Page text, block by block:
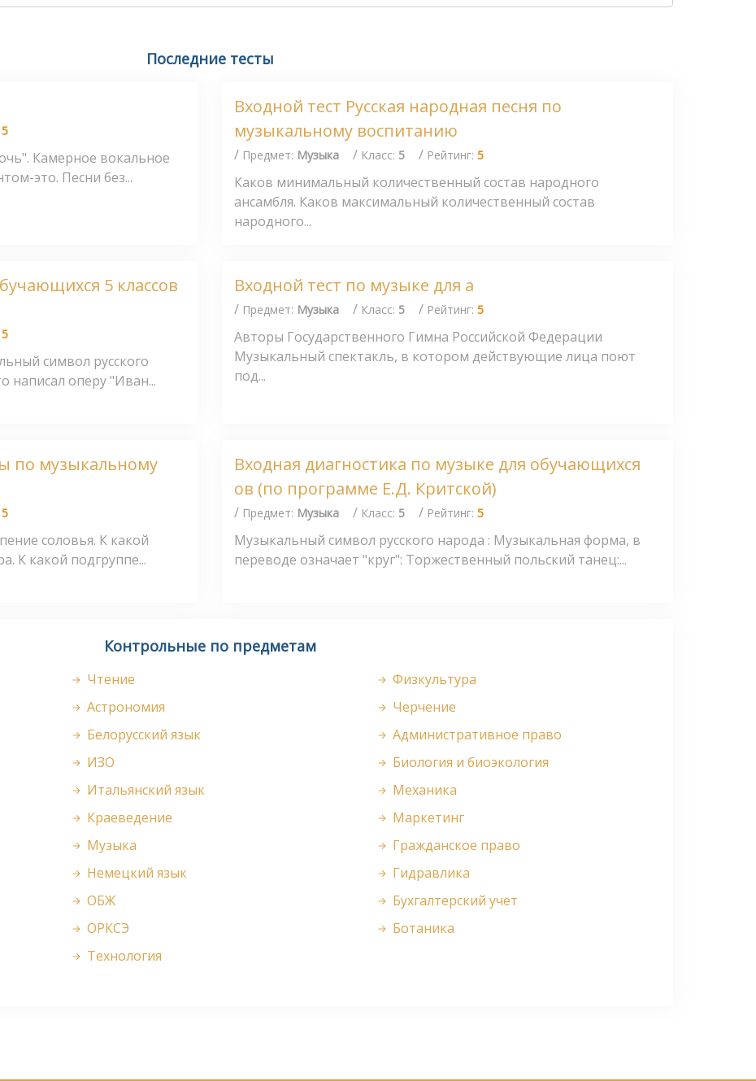
Последние тесты
5
Камерное вокальное
это. Песни без...
Входной тест Русская народная песня по
музыкальному воспитанию
/ Предмет: Музыка / Класс: 5 / Рейтинг: 5
Каков минимальный количественный состав народного
ансамбля. Каков максимальный количественный состав
народного...
5 классов
5
символ русского
написал оперу "Иван...
Входной тест по музыке для а
/ Предмет: Музыка / Класс: 5 / Рейтинг: 5
Авторы Государственного Гимна Российской Федерации
Музыкальный спектакль, в котором действующие лица поют
под...
по музыкальному
5
соловья. К какой
К какой подгруппе...
Входная диагностика по музыке для обучающихся
ов (по программе Е.Д. Критской)
/ Предмет: Музыка / Класс: 5 / Рейтинг: 5
Музыкальный символ русского народа : Музыкальная форма, в
переводе означает "круг": Торжественный польский танец:...
Контрольные по предметам
Чтение
Астрономия
Белорусский язык
ИЗО
Итальянский язык
Краеведение
Музыка
Немецкий язык
ОБЖ
ОРКСЭ
Технология
Физкультура
Черчение
Административное право
Биология и биоэкология
Механика
Маркетинг
Гражданское право
Гидравлика
Бухгалтерский учет
Ботаника